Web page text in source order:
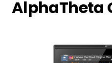
AlphaTheta